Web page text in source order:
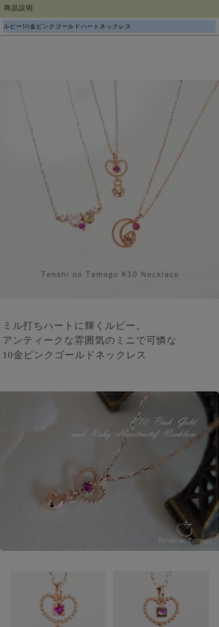
商品説明
ルビー10金ピンクゴールドハートネックレス
ミル打ちハートに輝くルビー。
アンティークな雰囲気のミニで可憐な
10金ピンクゴールドネックレス